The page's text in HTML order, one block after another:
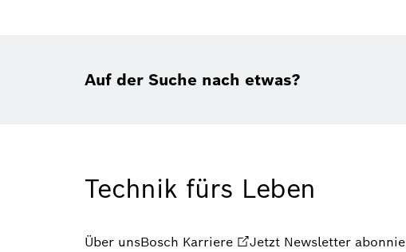
Auf der Suche nach etwas?
Technik fürs Leben
Über unsBosch Karriere Jetzt Newsletter